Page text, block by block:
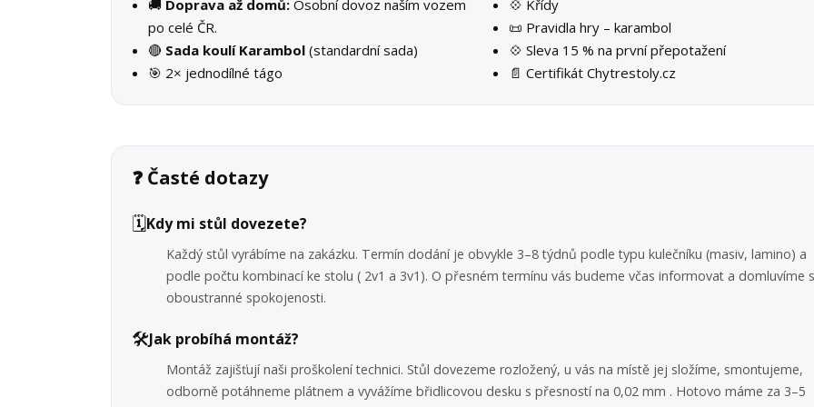
🚚 Doprava až domů: Osobní dovoz naším vozem
po celé ČR.
🔴 Sada koulí Karambol (standardní sada)
🎯 2× jednodílné tágo
💠 Křídy
📜 Pravidla hry – karambol
💠 Sleva 15 % na první přepotažení
📄 Certifikát Chytrestoly.cz
❓ Časté dotazy
🗓️Kdy mi stůl dovezete?
Každý stůl vyrábíme na zakázku. Termín dodání je obvykle 3–8 týdnů podle typu kulečníku (masiv, lamino) a
podle počtu kombinací ke stolu ( 2v1 a 3v1). O přesném termínu vás budeme včas informovat a domluvíme
oboustranné spokojenosti.
🛠️Jak probíhá montáž?
Montáž zajišťují naši proškolení technici. Stůl dovezeme rozložený, u vás na místě jej složíme, smontujeme,
odborně potáhneme plátnem a vyvážíme břidlicovou desku s přesností na 0,02 mm . Hotovo máme za 3–5